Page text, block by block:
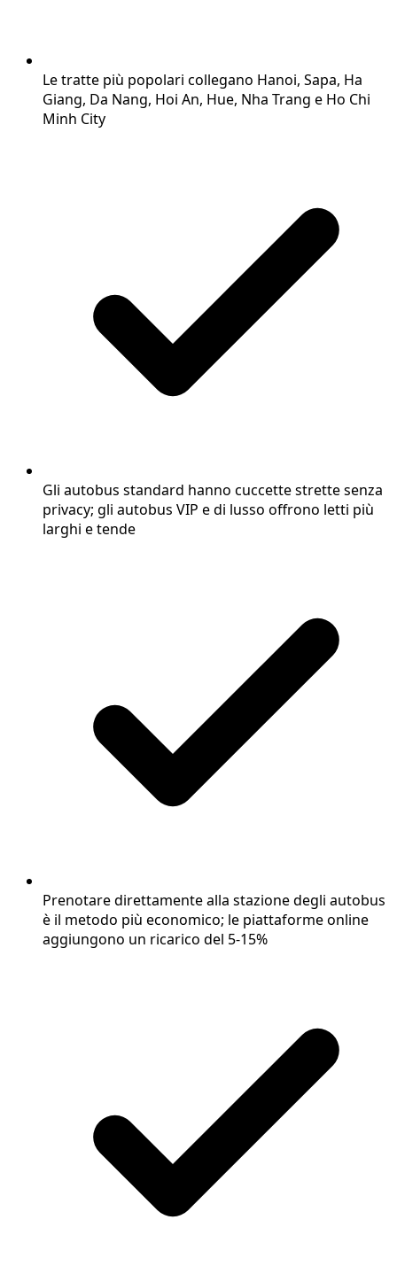
Le tratte più popolari collegano Hanoi, Sapa, Ha
Giang, Da Nang, Hoi An, Hue, Nha Trang e Ho Chi
Minh City
Gli autobus standard hanno cuccette strette senza
privacy; gli autobus VIP e di lusso offrono letti più
larghi e tende
Prenotare direttamente alla stazione degli autobus
è il metodo più economico; le piattaforme online
aggiungono un ricarico del 5-15%